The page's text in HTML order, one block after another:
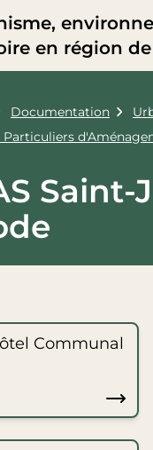
en région
Documentation
Particuliers
Saint-
Communal